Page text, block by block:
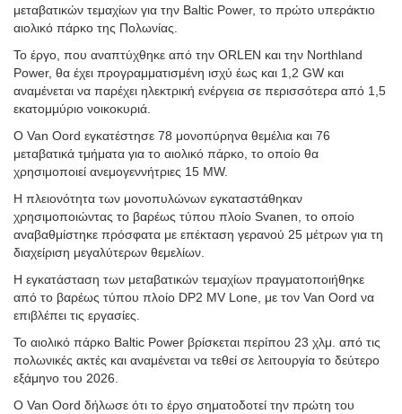
μεταβατικών τεμαχίων για την Baltic Power, το πρώτο υπεράκτιο
αιολικό πάρκο της Πολωνίας.
Το έργο, που αναπτύχθηκε από την ORLEN και την Northland
Power, θα έχει προγραμματισμένη ισχύ έως και 1,2 GW και
αναμένεται να παρέχει ηλεκτρική ενέργεια σε περισσότερα από 1,5
εκατομμύριο νοικοκυριά.
Ο Van Oord εγκατέστησε 78 μονοπύρηνα θεμέλια και 76
μεταβατικά τμήματα για το αιολικό πάρκο, το οποίο θα
χρησιμοποιεί ανεμογεννήτριες 15 MW.
Η πλειονότητα των μονοπυλώνων εγκαταστάθηκαν
χρησιμοποιώντας το βαρέως τύπου πλοίο Svanen, το οποίο
αναβαθμίστηκε πρόσφατα με επέκταση γερανού 25 μέτρων για τη
διαχείριση μεγαλύτερων θεμελίων.
Η εγκατάσταση των μεταβατικών τεμαχίων πραγματοποιήθηκε
από το βαρέως τύπου πλοίο DP2 MV Lone, με τον Van Oord να
επιβλέπει τις εργασίες.
Το αιολικό πάρκο Baltic Power βρίσκεται περίπου 23 χλμ. από τις
πολωνικές ακτές και αναμένεται να τεθεί σε λειτουργία το δεύτερο
εξάμηνο του 2026.
Ο Van Oord δήλωσε ότι το έργο σηματοδοτεί την πρώτη του